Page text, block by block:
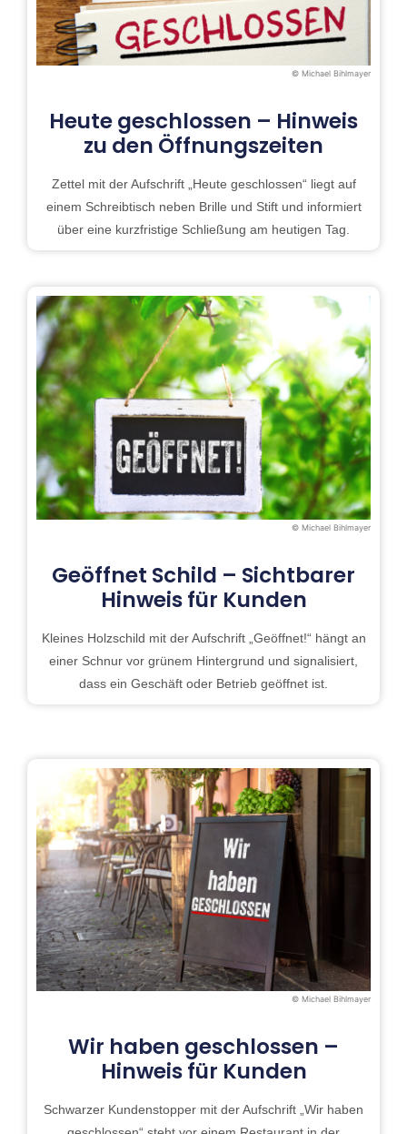
© Michael Bihlmayer
Heute geschlossen – Hinweis
zu den Öffnungszeiten
Zettel mit der Aufschrift „Heute geschlossen“ liegt auf
einem Schreibtisch neben Brille und Stift und informiert
über eine kurzfristige Schließung am heutigen Tag.
© Michael Bihlmayer
Geöffnet Schild – Sichtbarer
Hinweis für Kunden
Kleines Holzschild mit der Aufschrift „Geöffnet!“ hängt an
einer Schnur vor grünem Hintergrund und signalisiert,
dass ein Geschäft oder Betrieb geöffnet ist.
© Michael Bihlmayer
Wir haben geschlossen –
Hinweis für Kunden
Schwarzer Kundenstopper mit der Aufschrift „Wir haben